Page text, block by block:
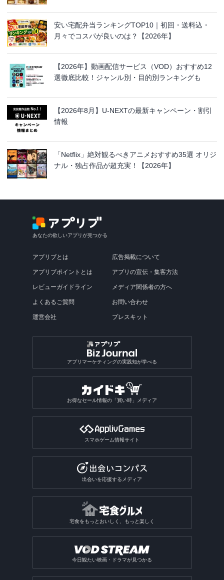
安い宅配弁当ランキングTOP10｜初回・送料込・
月々でコスパが良いのは？【2026年】
【2026年】動画配信サービス（VOD）おすすめ12
選徹底比較！ジャンル別・目的別ランキングも
【2026年8月】U-NEXTの最新キャンペーン・割引
情報
「Netflix」絶対観るべきアニメおすすめ35選 オリジ
ナル・独占作品が超充実！【2026年】
あなたの欲しいアプリが見つかる
アプリブとは
アプリブポイントとは
レビューガイドライン
よくあるご質問
運営会社
広告掲載について
アプリの宣伝・集客方法
メディア関係者の方へ
お問い合わせ
プレスキット
アプリマーケティングの実践知が学べる
お得なセール情報の「買い時」メディア
スマホゲーム情報サイト
出会いを応援するメディア
宅食をもっとおいしく、もっと楽しく
今日観たい映画・ドラマが見つかる